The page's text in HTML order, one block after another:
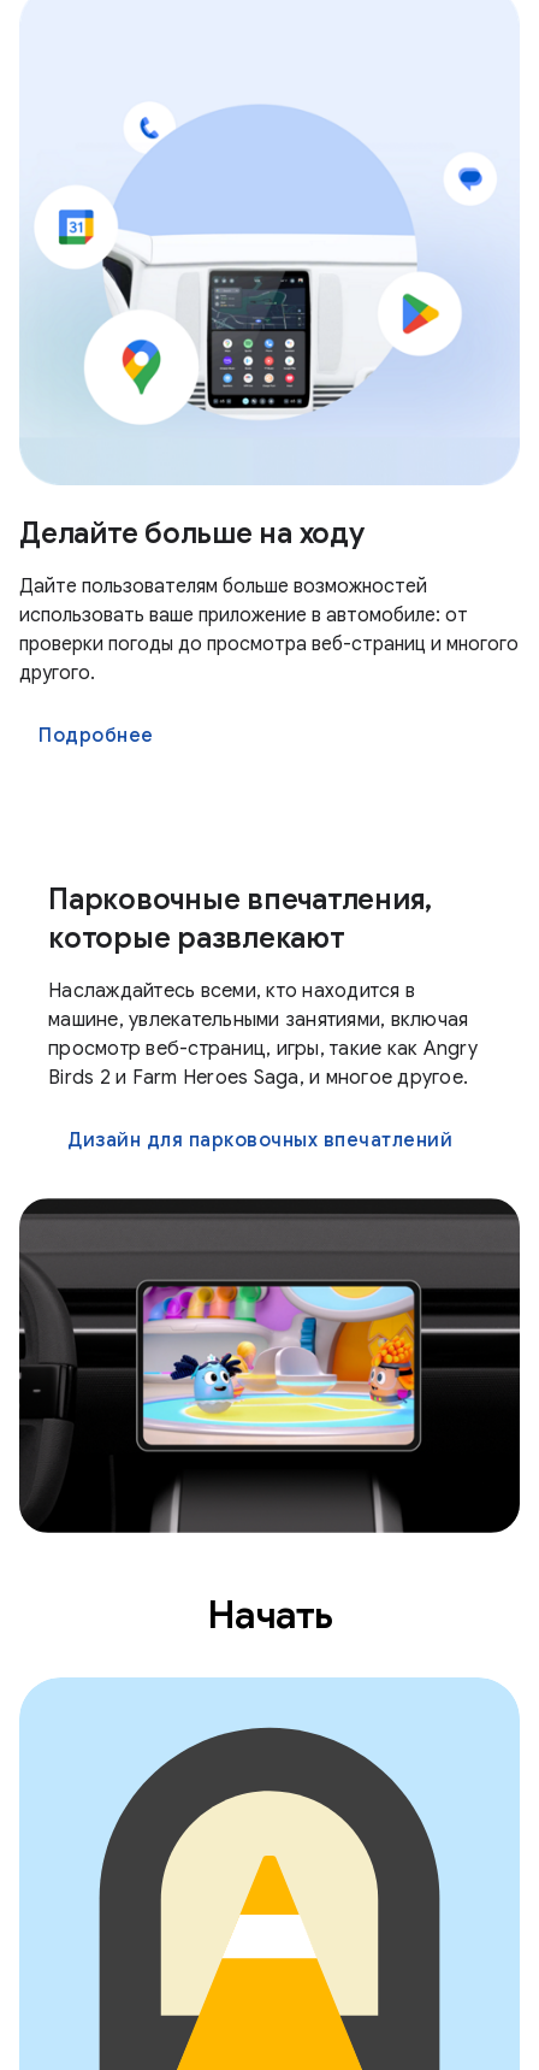
Делайте больше на ходу
Дайте пользователям больше возможностей
использовать ваше приложение в автомобиле: от
проверки погоды до просмотра веб-страниц и многого
другого.
Подробнее
Парковочные впечатления,
которые развлекают
Наслаждайтесь всеми, кто находится в
машине, увлекательными занятиями, включая
просмотр веб-страниц, игры, такие как Angry
Birds 2 и Farm Heroes Saga, и многое другое.
Дизайн для парковочных впечатлений
Начать